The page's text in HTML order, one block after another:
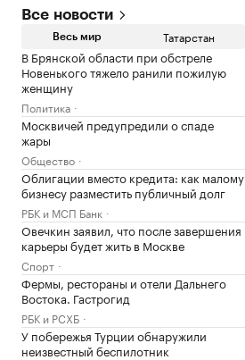
Все новости
Весь мир Татарстан
В Брянской области при обстреле
Новенького тяжело ранили пожилую
женщину
Политика
Москвичей предупредили о спаде
жары
Общество
Облигации вместо кредита: как малому
бизнесу разместить публичный долг
РБК и МСП Банк
Овечкин заявил, что после завершения
карьеры будет жить в Москве
Спорт
Фермы, рестораны и отели Дальнего
Востока. Гастрогид
РБК и РСХБ
У побережья Турции обнаружили
неизвестный беспилотник